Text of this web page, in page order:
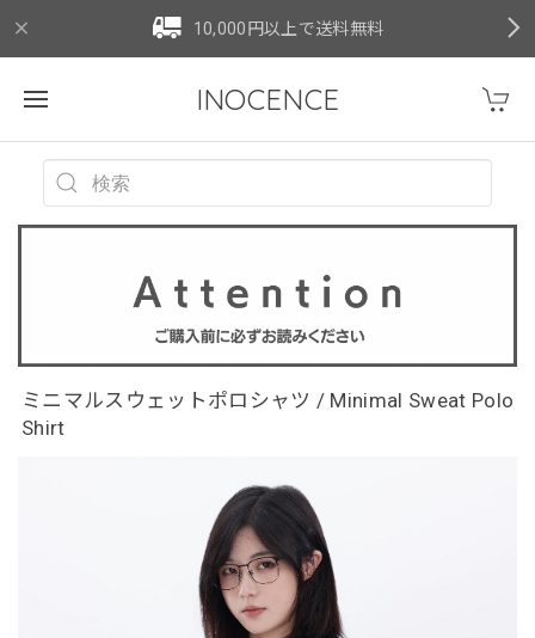
10,000円以上で送料無料
INOCENCE
ミニマルスウェットポロシャツ / Minimal Sweat Polo
Shirt